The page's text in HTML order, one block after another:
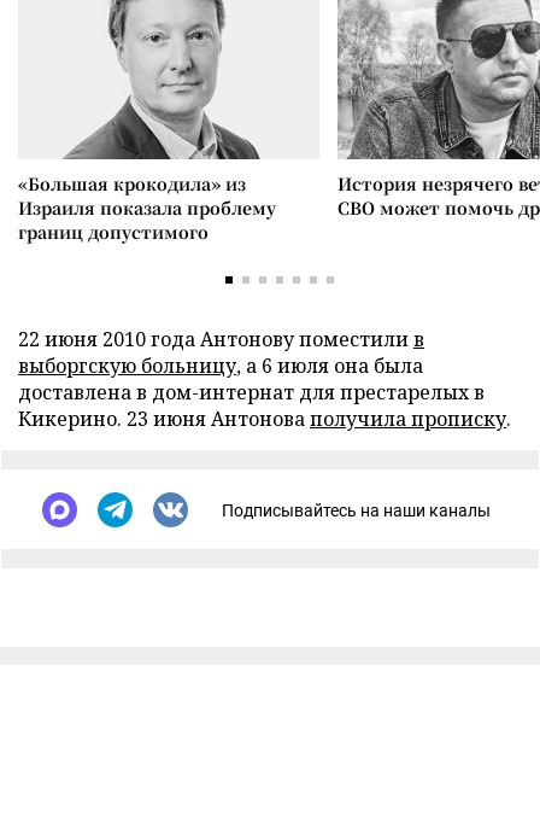
«Большая крокодила» из
Израиля показала проблему
границ допустимого
История незрячего
СВО может помочь
22 июня 2010 года Антонову поместилив
выборгскую больницу, а 6 июля она была
доставлена в дом-интернат для престарелых в
Кикерино. 23 июня Антоноваполучила прописку.
Подписывайтесь на наши каналы